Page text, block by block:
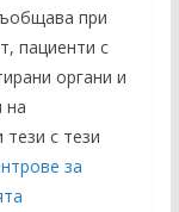
при
пациенти с
органи и
на
с тези
за